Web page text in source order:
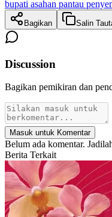
bupati asahan pantau
Bagikan Salin
Discussion
Bagikan pemikiran dan
Masuk untuk Komentar
Belum ada komentar.
Berita Terkait